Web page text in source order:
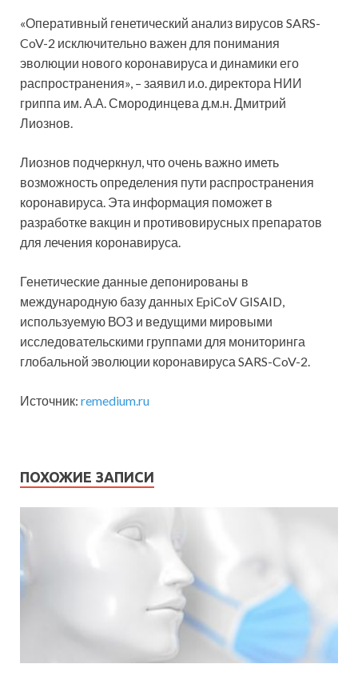
«Оперативный генетический анализ вирусов SARS-
CoV-2 исключительно важен для понимания
эволюции нового коронавируса и динамики его
распространения», – заявил и.о. директора НИИ
гриппа им. А.А. Смородинцева д.м.н. Дмитрий
Лиознов.
Лиознов подчеркнул, что очень важно иметь
возможность определения пути распространения
коронавируса. Эта информация поможет в
разработке вакцин и противовирусных препаратов
для лечения коронавируса.
Генетические данные депонированы в
международную базу данных EpiCoV GISAID,
используемую ВОЗ и ведущими мировыми
исследовательскими группами для мониторинга
глобальной эволюции коронавируса SARS-CoV-2.
Источник: remedium.ru
ПОХОЖИЕ ЗАПИСИ